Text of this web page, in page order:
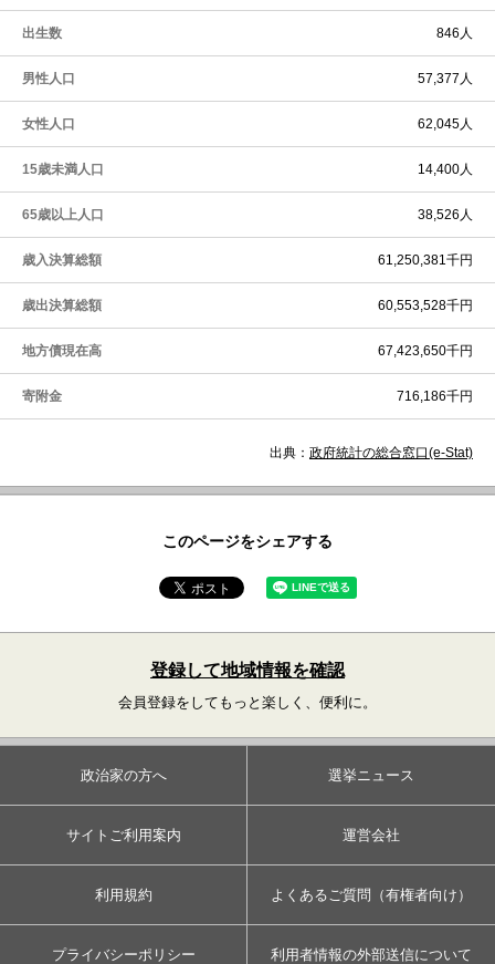
出生数 846人
男性人口 57,377人
女性人口 62,045人
15歳未満人口 14,400人
65歳以上人口 38,526人
歳入決算総額 61,250,381千円
歳出決算総額 60,553,528千円
地方債現在高 67,423,650千円
寄附金 716,186千円
出典： 政府統計の総合窓口(e-Stat)
このページをシェアする
登録して地域情報を確認
会員登録をしてもっと楽しく、便利に。
政治家の方へ 選挙ニュース
サイトご利用案内 運営会社
利用規約 よくあるご質問（有権者向け）
プライバシーポリシー 利用者情報の外部送信について